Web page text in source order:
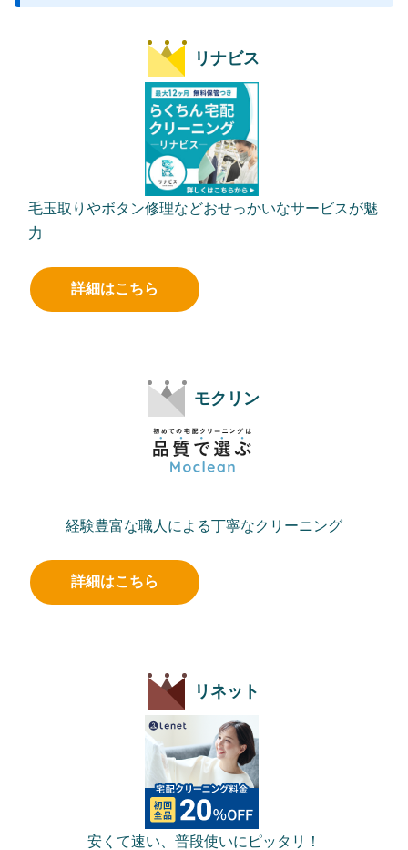
リナビス
毛玉取りやボタン修理などおせっかいなサービスが魅
力
詳細はこちら
モクリン
経験豊富な職人による丁寧なクリーニング
詳細はこちら
リネット
安くて速い、普段使いにピッタリ！